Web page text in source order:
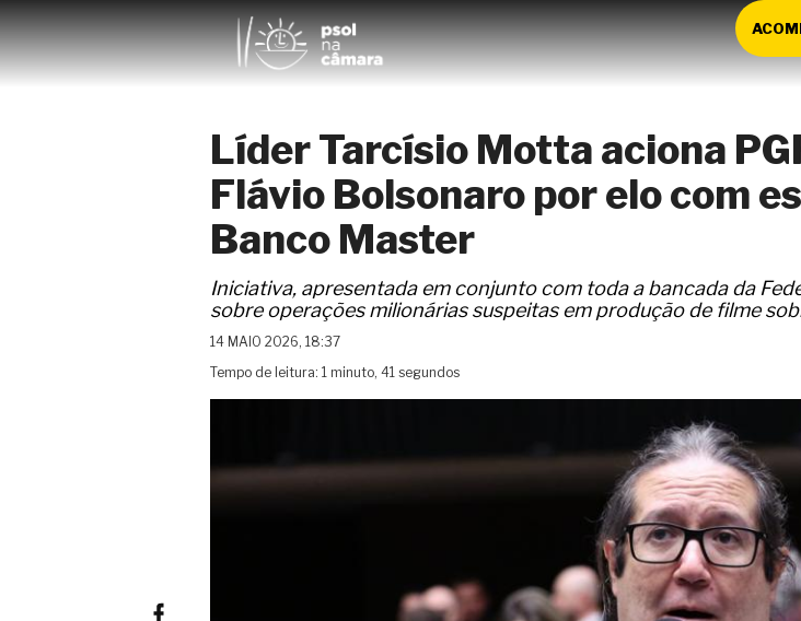
Líder Tarcísio Motta aciona
Flávio Bolsonaro por elo com
Banco Master
Iniciativa, apresentada em conjunto com toda a bancada da
sobre operações milionárias suspeitas em produção de filme
14 MAIO 2026, 18:37
Tempo de leitura: 1 minuto, 41 segundos